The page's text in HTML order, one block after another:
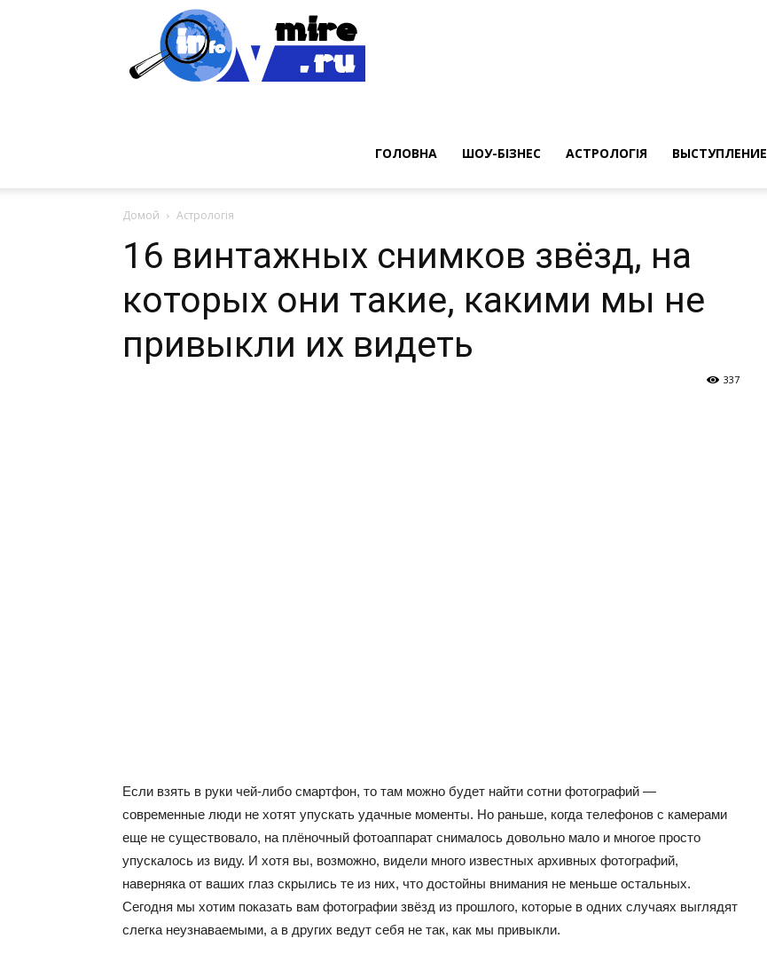
ГОЛОВНА ШОУ-БІЗНЕС АСТРОЛОГІЯ ВЫСТУПЛЕНИЕ
Домой Астрологія
16 винтажных снимков звёзд, на
которых они такие, какими мы не
привыкли их видеть
337
Если взять в руки чей-либо смартфон, то там можно будет найти сотни фотографий —
современные люди не хотят упускать удачные моменты. Но раньше, когда телефонов с камерами
еще не существовало, на плёночный фотоаппарат снималось довольно мало и многое просто
упускалось из виду. И хотя вы, возможно, видели много известных архивных фотографий,
наверняка от ваших глаз скрылись те из них, что достойны внимания не меньше остальных.
Сегодня мы хотим показать вам фотографии звёзд из прошлого, которые в одних случаях выглядят
слегка неузнаваемыми, а в других ведут себя не так, как мы привыкли.